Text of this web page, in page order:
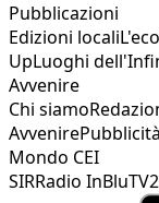
Pubblicazioni
Edizioni locali
UpLuoghi
Avvenire
Chi siamo
AvvenirePubblicità
Mondo CEI
SIRRadio InBlu